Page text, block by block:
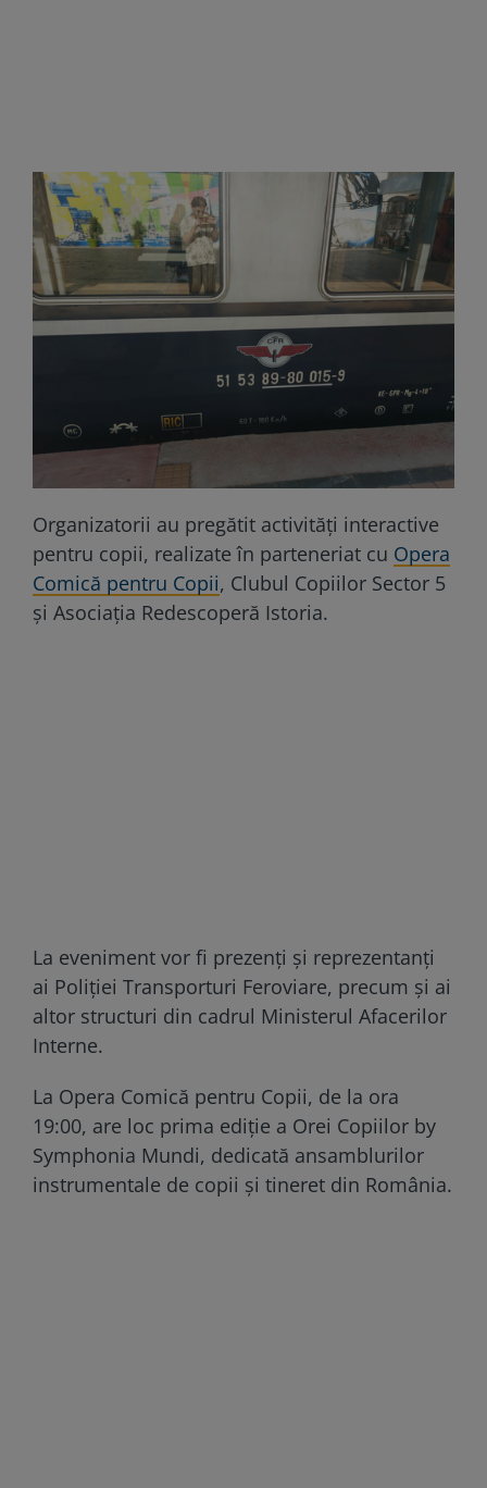
Organizatorii au pregătit activități interactive
pentru copii, realizate în parteneriat cu Opera
Comică pentru Copii, Clubul Copiilor Sector 5
și Asociația Redescoperă Istoria.
La eveniment vor fi prezenți și reprezentanți
ai Poliției Transporturi Feroviare, precum și ai
altor structuri din cadrul Ministerul Afacerilor
Interne.
La Opera Comică pentru Copii, de la ora
19:00, are loc prima ediție a Orei Copiilor by
Symphonia Mundi, dedicată ansamblurilor
instrumentale de copii și tineret din România.